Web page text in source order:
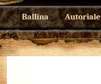
Ballina Autoriale